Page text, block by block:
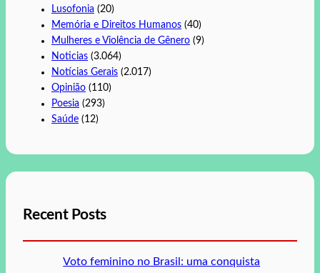
Lusofonia (20)
Memória e Direitos Humanos (40)
Mulheres e Violência de Gênero (9)
Noticias (3.064)
Notícias Gerais (2.017)
Opinião (110)
Poesia (293)
Saúde (12)
Recent Posts
Voto feminino no Brasil: uma conquista